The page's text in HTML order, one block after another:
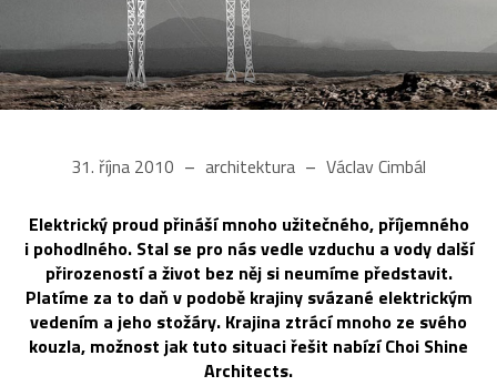
31. října 2010 architektura Václav Cimbál
Elektrický proud přináší mnoho užitečného, příjemného
i pohodlného. Stal se pro nás vedle vzduchu a vody další
přirozeností a život bez něj si neumíme představit.
Platíme za to daň v podobě krajiny svázané elektrickým
vedením a jeho stožáry. Krajina ztrácí mnoho ze svého
kouzla, možnost jak tuto situaci řešit nabízí Choi Shine
Architects.